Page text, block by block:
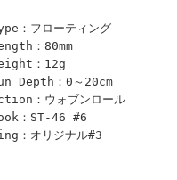
：フローティング
：80mm
：12g
Depth：0～20cm
：ウォブンロール
：ST-46 #6
：オリジナル#3